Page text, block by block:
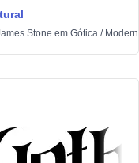
Stone em Gótica /